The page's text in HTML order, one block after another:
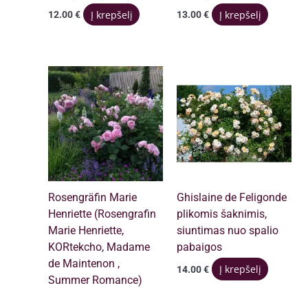
12.00€ Į krepšelį 13.00€ Į krepšelį
Rosengräfin Marie
Henriette (Rosengrafin
Marie Henriette,
KORtekcho, Madame
de Maintenon ,
Summer Romance)
Ghislaine de Feligonde
plikomis šaknimis,
siuntimas nuo spalio
pabaigos
14.00€ Į krepšelį